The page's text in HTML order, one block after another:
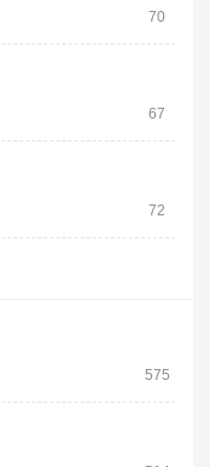
70
67
72
575